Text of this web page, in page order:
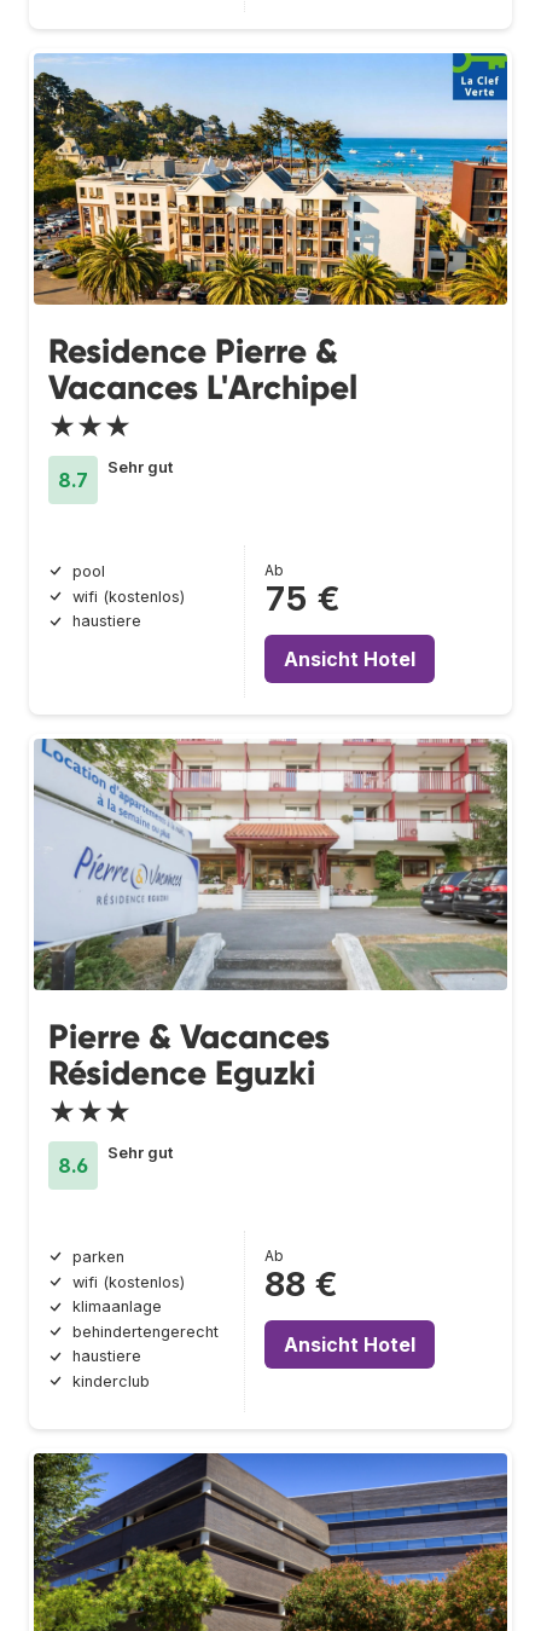
Residence Pierre &
Vacances L'Archipel
★★★
8.7
Sehr gut
pool
wifi (kostenlos)
haustiere
Ab
75 €
Ansicht Hotel
Pierre & Vacances
Résidence Eguzki
★★★
8.6
Sehr gut
parken
wifi (kostenlos)
klimaanlage
behindertengerecht
haustiere
kinderclub
Ab
88 €
Ansicht Hotel